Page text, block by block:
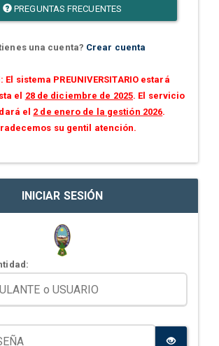
PREGUNTAS FRECUENTES
una cuenta? Crear cuenta
El sistema PREUNIVERSITARIO estará
el 28 de diciembre de 2025. El servicio
el 2 de enero de la gestión 2026.
su gentil atención.
INICIAR SESIÓN